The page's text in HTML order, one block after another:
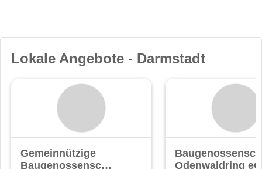
Lokale Angebote - Darmstadt
Gemeinnützige
Baugenossenschaft
Odenwaldring eG